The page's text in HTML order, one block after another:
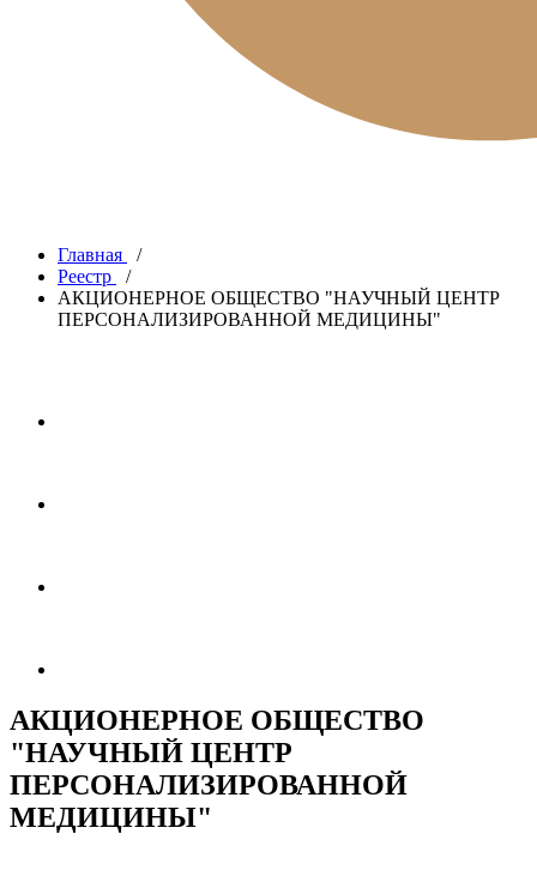
Главная
/
Реестр
/
АКЦИОНЕРНОЕ ОБЩЕСТВО "НАУЧНЫЙ ЦЕНТР
ПЕРСОНАЛИЗИРОВАННОЙ МЕДИЦИНЫ"
АКЦИОНЕРНОЕ ОБЩЕСТВО
"НАУЧНЫЙ ЦЕНТР
ПЕРСОНАЛИЗИРОВАННОЙ
МЕДИЦИНЫ"